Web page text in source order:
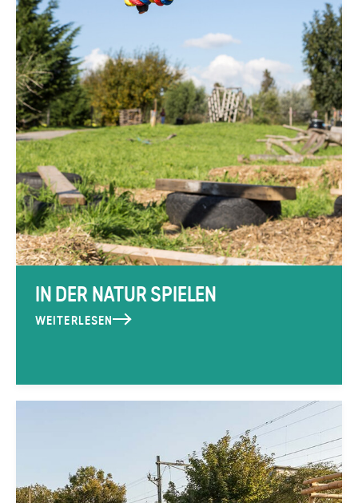
IN DER NATUR SPIELEN
WEITERLESEN